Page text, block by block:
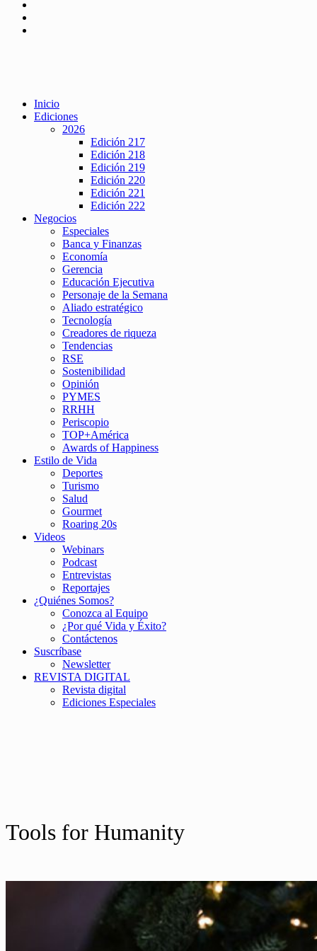
Inicio
Ediciones
2026
Edición 217
Edición 218
Edición 219
Edición 220
Edición 221
Edición 222
Negocios
Especiales
Banca y Finanzas
Economía
Gerencia
Educación Ejecutiva
Personaje de la Semana
Aliado estratégico
Tecnología
Creadores de riqueza
Tendencias
RSE
Sostenibilidad
Opinión
PYMES
RRHH
Periscopio
TOP+América
Awards of Happiness
Estilo de Vida
Deportes
Turismo
Salud
Gourmet
Roaring 20s
Videos
Webinars
Podcast
Entrevistas
Reportajes
¿Quiénes Somos?
Conozca al Equipo
¿Por qué Vida y Éxito?
Contáctenos
Suscríbase
Newsletter
REVISTA DIGITAL
Revista digital
Ediciones Especiales
Tools for Humanity